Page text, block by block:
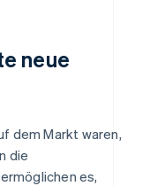
neue
dem Markt waren,
die
es,